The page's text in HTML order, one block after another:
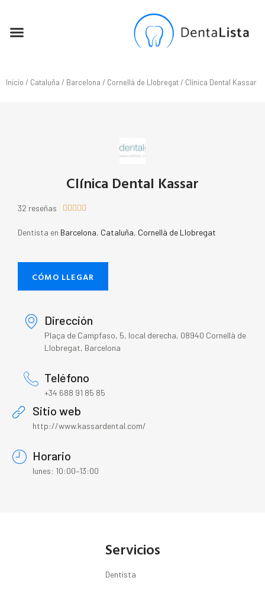
Inicio / Cataluña / Barcelona / Cornellà de Llobregat/ Clínica Dental Kassar
Clínica Dental Kassar
32 reseñas     
Dentista en Barcelona, Cataluña, Cornellà de Llobregat
CÓMO LLEGAR
Dirección
Plaça de Campfaso, 5, local derecha, 08940 Cornellà de
Llobregat, Barcelona
Teléfono
+34 688 91 85 85
Sitio web
http://www.kassardental.com/
Horario
lunes: 10:00–13:00
Servicios
Dentista